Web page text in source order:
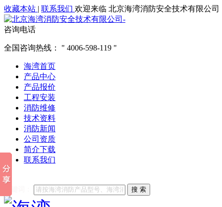
收藏本站 | 联系我们 欢迎来临 北京海湾消防安全技术有限公司
咨询电话
全国咨询热线： 4006-598-119
海湾首页
产品中心
产品报价
工程安装
消防维修
技术资料
消防新闻
公司资质
简介下载
联系我们
他们都在搜索:
搜 索